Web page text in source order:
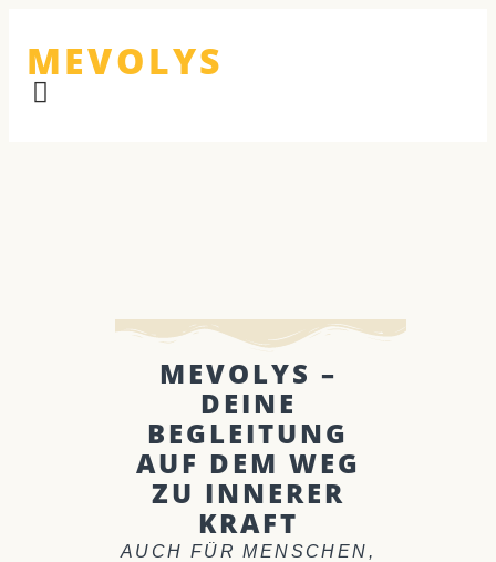
MEVOLYS
MEVOLYS –
DEINE
BEGLEITUNG
AUF DEM WEG
ZU INNERER
KRAFT
AUCH FÜR MENSCHEN,